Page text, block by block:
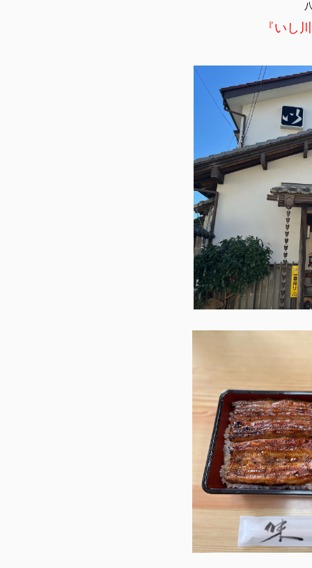
『いし